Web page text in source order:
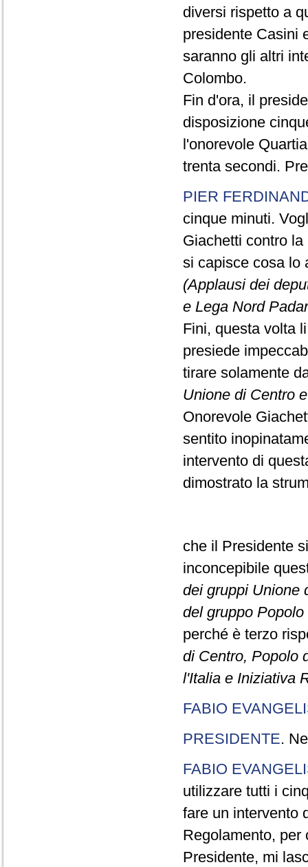
diversi rispetto a
presidente Casini
saranno gli altri
Colombo.
Fin d'ora, il
disposizione
l'onorevole
trenta secondi.
PIER
cinque minuti.
Giachetti contro
si capisce cosa lo
(Applausi dei
e Lega Nord
Fini, questa volta
presiede
tirare solamente
Unione di Centro
Onorevole
sentito
intervento di
dimostrato la
che il Presidente
inconcepibile
dei gruppi Unione
del gruppo
perché è terzo
di Centro, Popolo
l'Italia e Iniziativa
FABIO
PRESIDENTE.
FABIO
utilizzare tutti i
fare un intervento
Regolamento, per
Presidente, mi